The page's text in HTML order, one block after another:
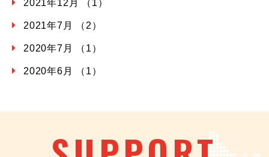
2021年12月 （1）
2021年7月 （2）
2020年7月 （1）
2020年6月 （1）